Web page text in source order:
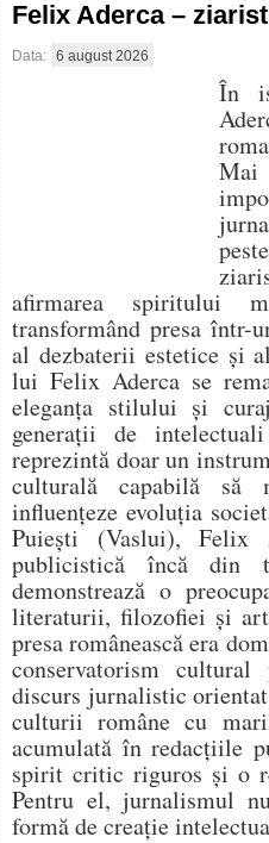
Felix Aderca –
Data: 6 august 2026
În
Mai
afirmarea spiritului
transformând presa
al dezbaterii estetice și
lui Felix Aderca se
eleganța stilului și
generații de
reprezintă doar un
culturală capabilă să
influențeze evoluția
Puiești (Vaslui), Felix
publicistică încă din
demonstrează o
literaturii, filozofiei și
presa românească era
conservatorism
discurs jurnalistic
culturii române cu
acumulată în redacțiile
spirit critic riguros și o
Pentru el, jurnalismul
formă de creație